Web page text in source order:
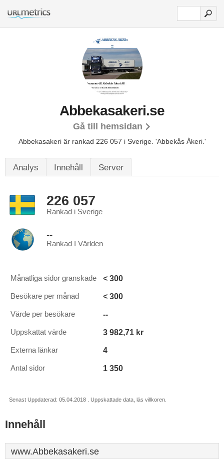
Abbekasakeri.se
Gå till hemsidan
Abbekasakeri är rankad 226 057 i Sverige. 'Abbekås Åkeri.'
Analys Innehåll Server
226 057
Rankad i Sverige
--
Rankad I Världen
Månatliga sidor granskade < 300
Besökare per månad < 300
Värde per besökare --
Uppskattat värde 3 982,71 kr
Externa länkar 4
Antal sidor 1 350
Senast Uppdaterad: 05.04.2018 . Uppskattade data, läs villkoren.
Innehåll
www.Abbekasakeri.se